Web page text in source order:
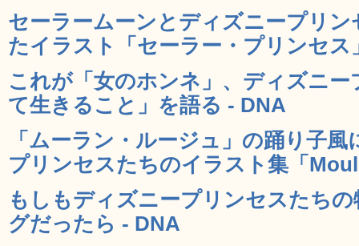
セーラームーンとディズニープリ
たイラスト「セーラー・プリンセス
これが「女のホンネ」、ディズニ
て生きること」を語る - DNA
「ムーラン・ルージュ」の踊り子
プリンセスたちのイラスト集「
もしもディズニープリンセスたち
グだったら - DNA